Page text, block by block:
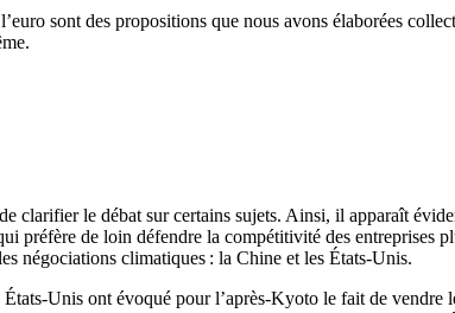
sont des propositions que nous avons élaborées
le débat sur certains sujets. Ainsi, il apparaît
préfère de loin défendre la compétitivité des entreprises
négociations climatiques : la Chine et les États-Unis.
Unis ont évoqué pour l’après-Kyoto le fait de vendre